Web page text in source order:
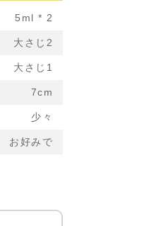
5ml * 2
大さじ2
大さじ1
7cm
少々
お好みで